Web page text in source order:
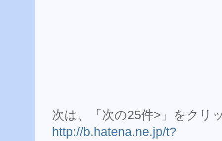
次は、「次の25件>」をクリ
http://b.hatena.ne.jp/t?